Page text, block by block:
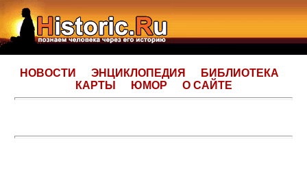
НОВОСТИ ЭНЦИКЛОПЕДИЯ
БИБЛИОТЕКА
КАРТЫ
ЮМОР О САЙТЕ